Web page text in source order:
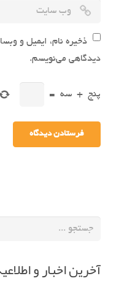
ذخیره نام، ایمیل و
دیدگاهی می‌نویسم.
پنج + سه =
آخرین اخبار و